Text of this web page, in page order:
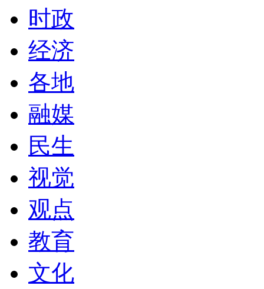
时政
经济
各地
融媒
民生
视觉
观点
教育
文化